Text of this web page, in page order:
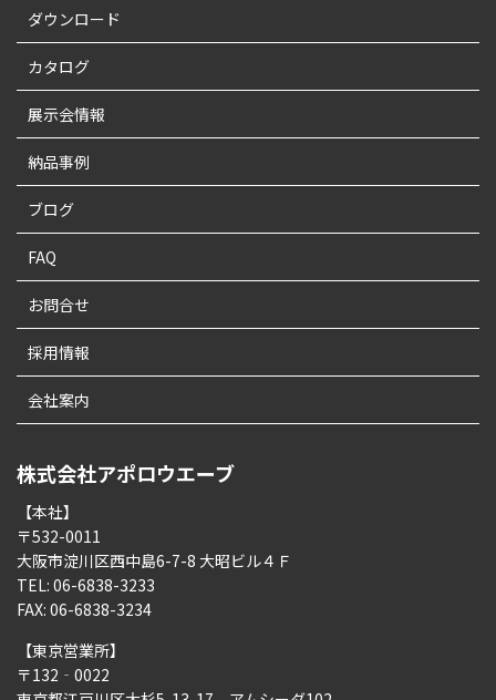
ダウンロード
カタログ
展示会情報
納品事例
ブログ
FAQ
お問合せ
採用情報
会社案内
株式会社アポロウエーブ
【本社】
〒532-0011
大阪市淀川区西中島6-7-8 大昭ビル４Ｆ
TEL: 06-6838-3233
FAX: 06-6838-3234
【東京営業所】
〒132‐0022